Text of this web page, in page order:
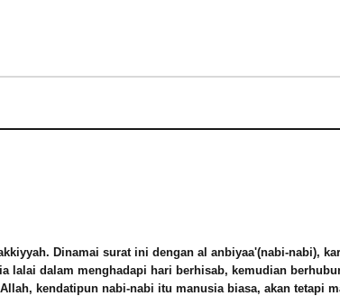
Dinamai surat ini dengan al anbiyaa'(nabi-nabi),
lalai dalam menghadapi hari berhisab, kemudian
kendatipun nabi-nabi itu manusia biasa, akan tetapi